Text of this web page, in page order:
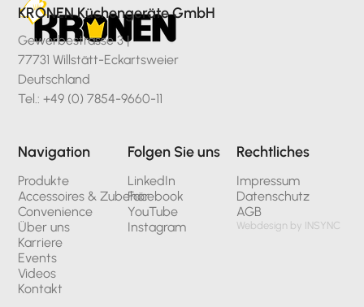
KRONEN Küchengeräte GmbH
Gewerbestrasse 3 |
77731 Willstätt-Eckartsweier
Deutschland
Tel.: +49 (0) 7854-9660-11
Navigation
Produkte
Accessoires & Zubehör
Convenience
Über uns
Karriere
Events
Videos
Kontakt
Folgen Sie uns
LinkedIn
Facebook
YouTube
Instagram
Rechtliches
Impressum
Datenschutz
AGB
Webdesign by INSYNC